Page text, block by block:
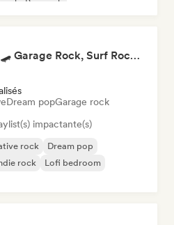
Pop rock
Skate Jams 🛹 Garage Rock, Surf Rock & Neo-Psych
Dream popGarage rock
impactante(s)
rock
Dream pop
rock
Lofi bedroom